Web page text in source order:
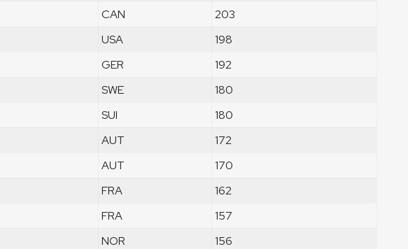
CAN
203
USA
198
GER
192
SWE
180
SUI
180
AUT
172
AUT
170
FRA
162
FRA
157
NOR
156